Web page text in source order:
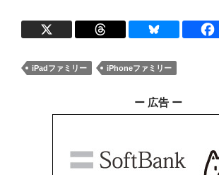
iPadファミリー iPhoneファミリー
ー 広告 ー